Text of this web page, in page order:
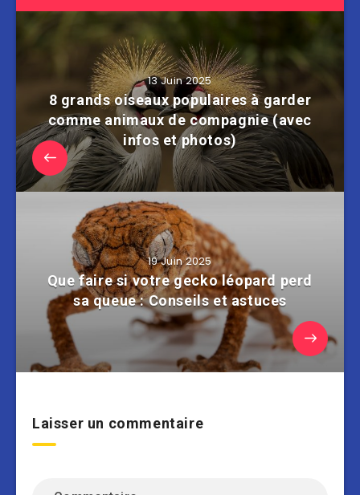
13 Juin 2025
8 grands oiseaux populaires à garder
comme animaux de compagnie (avec
infos et photos)
19 Juin 2025
Que faire si votre gecko léopard perd
sa queue : Conseils et astuces
Laisser un commentaire